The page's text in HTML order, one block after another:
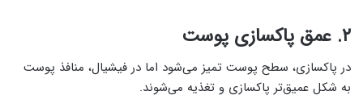
۲. عمق پاکسازی پوست
در پاکسازی، سطح پوست تمیز می‌شود اما در فیشیال، منافذ پوست
به شکل عمیق‌تر پاکسازی و تغذیه می‌شوند.